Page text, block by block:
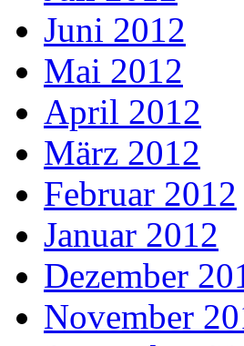
Juni 2012
Mai 2012
April 2012
März 2012
Februar 2012
Januar 2012
Dezember
November